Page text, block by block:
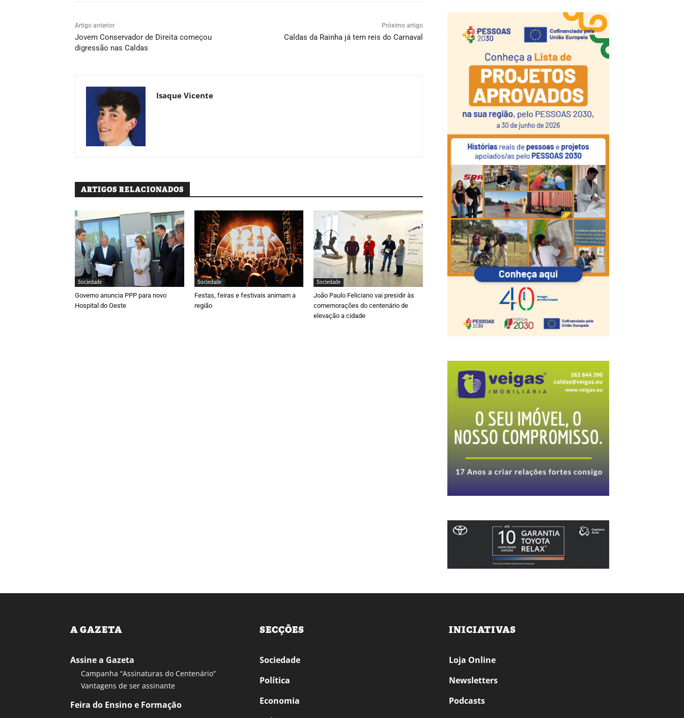
Artigo anterior
Jovem Conservador de Direita começou
digressão nas Caldas
Próximo artigo
Caldas da Rainha já tem reis do Carnaval
Isaque Vicente
ARTIGOS RELACIONADOS
Sociedade
Governo anuncia PPP para novo
Hospital do Oeste
Sociedade
Festas, feiras e festivais animam a
região
Sociedade
João Paulo Feliciano vai presidir às
comemorações do centenário de
elevação a cidade
A GAZETA
Assine a Gazeta
Campanha “Assinaturas do Centenário”
Vantagens de ser assinante
Feira do Ensino e Formação
SECÇÕES
Sociedade
Política
Economia
INICIATIVAS
Loja Online
Newsletters
Podcasts